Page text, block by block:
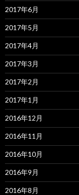
2017年6月
2017年5月
2017年4月
2017年3月
2017年2月
2017年1月
2016年12月
2016年11月
2016年10月
2016年9月
2016年8月